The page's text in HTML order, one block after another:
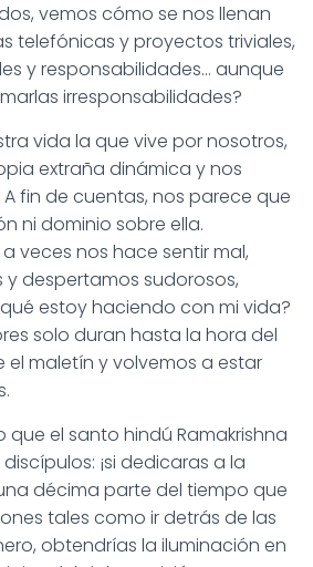
vemos cómo se nos llenan
telefónicas y proyectos triviales,
y responsabilidades… aunque
irresponsabilidades?
vida la que vive por nosotros,
extraña dinámica y nos
fin de cuentas, nos parece que
ni dominio sobre ella.
veces nos hace sentir mal,
despertamos sudorosos,
estoy haciendo con mi vida?
solo duran hasta la hora del
maletín y volvemos a estar
que el santo hindú Ramakrishna
¡si dedicaras a la
décima parte del tiempo que
tales como ir detrás de las
obtendrías la iluminación en